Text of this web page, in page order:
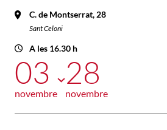
C. de Montserrat, 28
Sant Celoni
A les 16.30 h
03
novembre
28
novembre